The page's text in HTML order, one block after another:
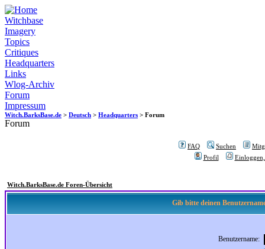
Witchbase
Imagery
Topics
Critiques
Headquarters
Links
Wlog-Archiv
Forum
Impressum
Witch.BarksBase.de > Deutsch > Headquarters > Forum
Forum
FAQ Suchen
Profil
Witch.BarksBase.de Foren-Übersicht
Gib bitte deinen
Benutzername: